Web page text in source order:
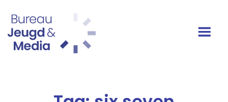
Hoofdnavigatie